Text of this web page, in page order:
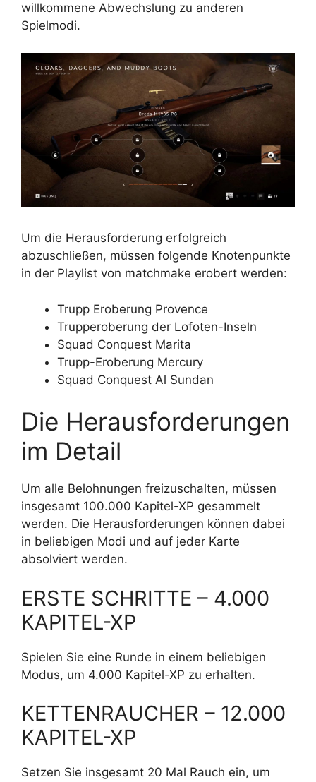
willkommene Abwechslung zu anderen
Spielmodi.
Um die Herausforderung erfolgreich
abzuschließen, müssen folgende Knotenpunkte
in der Playlist von matchmake erobert werden:
Trupp Eroberung Provence
Trupperoberung der Lofoten-Inseln
Squad Conquest Marita
Trupp-Eroberung Mercury
Squad Conquest Al Sundan
Die Herausforderungen
im Detail
Um alle Belohnungen freizuschalten, müssen
insgesamt 100.000 Kapitel-XP gesammelt
werden. Die Herausforderungen können dabei
in beliebigen Modi und auf jeder Karte
absolviert werden.
ERSTE SCHRITTE – 4.000
KAPITEL-XP
Spielen Sie eine Runde in einem beliebigen
Modus, um 4.000 Kapitel-XP zu erhalten.
KETTENRAUCHER – 12.000
KAPITEL-XP
Setzen Sie insgesamt 20 Mal Rauch ein, um